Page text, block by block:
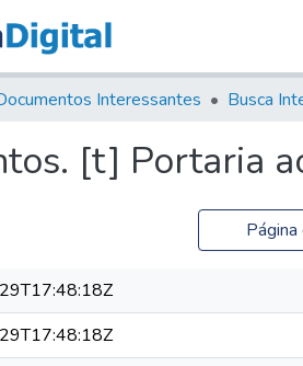
Interessantes Busca
[t] Portaria